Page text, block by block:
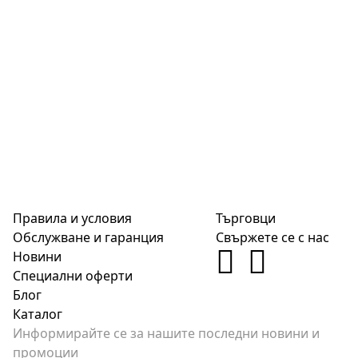
Правила и условия
Обслужване и гаранция
Новини
Специални оферти
Блог
Каталог
Търговци
Свържете се с нас
Информирайте се за нашите последни новини и
промоции